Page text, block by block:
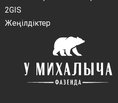
2GIS
Жеңілдіктер